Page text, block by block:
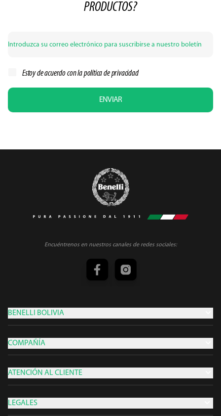
PRODUCTOS?
Estoy de acuerdo con lapolítica de privacidad
ENVIAR
Encuéntrenos en nuestros canales de redes sociales:
BENELLI BOLIVIA
COMPAÑÍA
ATENCIÓN AL CLIENTE
LEGALES